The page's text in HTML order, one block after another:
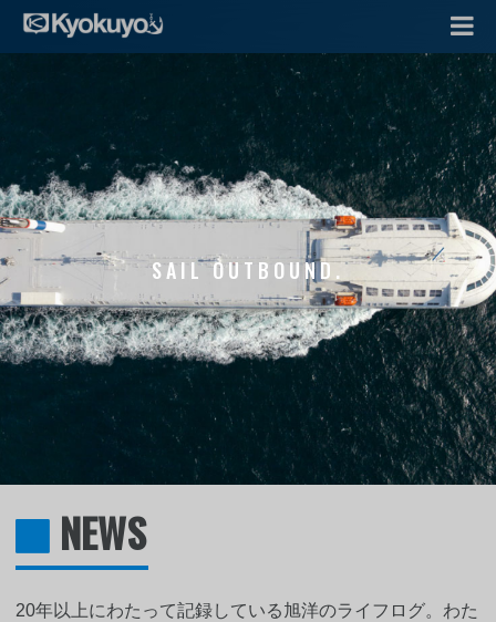
SAIL OUTBOUND.
NEWS
20年以上にわたって記録している旭洋のライフログ。わた